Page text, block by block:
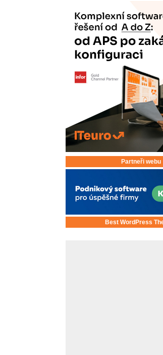
Partneři webu
Best WordPress